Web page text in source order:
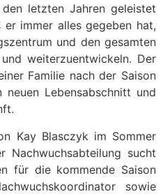
letzten Jahren geleistet
er immer alles gegeben hat,
und den gesamten
weiterzuentwickeln. Der
Familie nach der Saison
Lebensabschnitt und
Kay Blasczyk im Sommer
Nachwuchsabteilung sucht
für die kommende Saison
sowie